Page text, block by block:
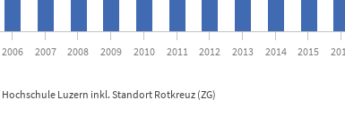
Hochschule Luzern inkl. Standort Rotkreuz (ZG)
2006 2007 2008 2009 2010 2011 2012 2013 2014 2015